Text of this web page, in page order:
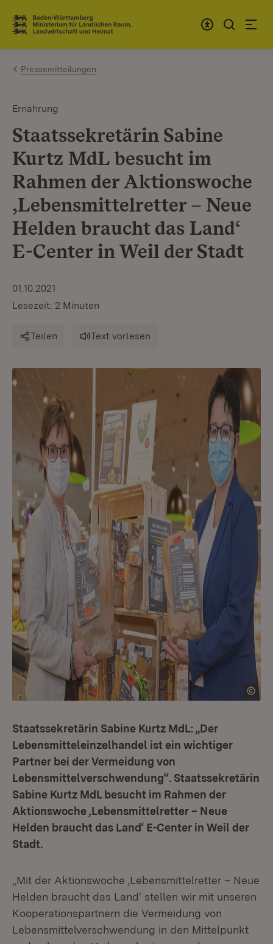
Zum Inhalt springen
Link zur Startseite
Pressemitteilungen
Ernährung
Staatssekretärin Sabine
Kurtz MdL besucht im
Rahmen der Aktionswoche
‚Lebensmittelretter – Neue
Helden braucht das Land‘
E-Center in Weil der Stadt
01.10.2021
Lesezeit: 2 Minuten
Teilen Text vorlesen
Staatssekretärin Sabine Kurtz MdL: „Der
Lebensmitteleinzelhandel ist ein wichtiger
Partner bei der Vermeidung von
Lebensmittelverschwendung“. Staatssekretärin
Sabine Kurtz MdL besucht im Rahmen der
Aktionswoche ‚Lebensmittelretter – Neue
Helden braucht das Land‘ E-Center in Weil der
Stadt.
„Mit der Aktionswoche ‚Lebensmittelretter – Neue
Helden braucht das Land‘ stellen wir mit unseren
Kooperationspartnern die Vermeidung von
Lebensmittelverschwendung in den Mittelpunkt